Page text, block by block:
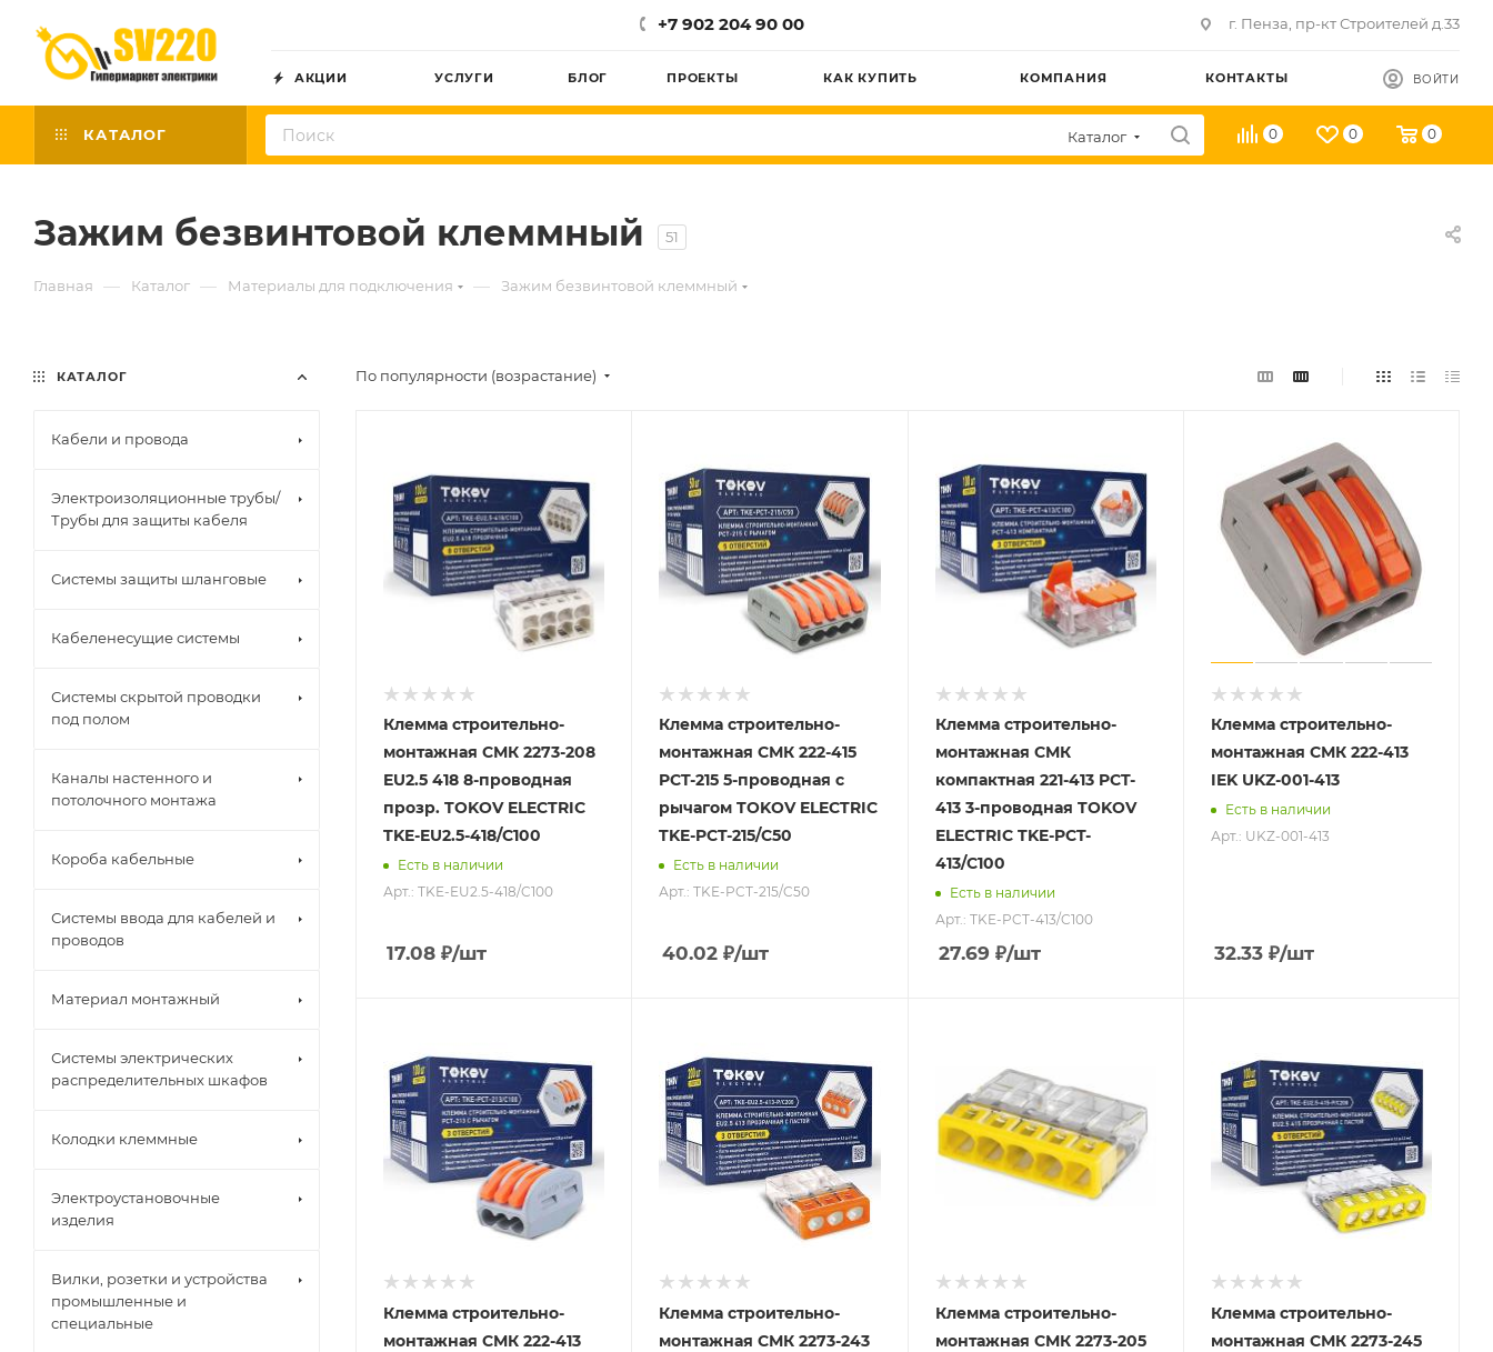
+7 902 204 90 00 г. Пенза, пр-кт Строителей д.33
АКЦИИ УСЛУГИ БЛОГ ПРОЕКТЫ КАК КУПИТЬ КОМПАНИЯ КОНТАКТЫ ВОЙТИ
КАТАЛОГ Каталог 0 0 0
Зажим безвинтовой клеммный 51
Главная — Каталог — Материалы для подключения — Зажим безвинтовой клеммный
По популярности (возрастание)
Клемма строительно-
монтажная СМК 2273-208
EU2.5 418 8-проводная
прозр. TOKOV ELECTRIC
TKE-EU2.5-418/C100
Есть в наличии
Арт.: TKE-EU2.5-418/C100
17.08 ₽/шт
Клемма строительно-
монтажная СМК 222-415
PCT-215 5-проводная с
рычагом TOKOV ELECTRIC
TKE-PCT-215/C50
Есть в наличии
Арт.: TKE-PCT-215/C50
40.02 ₽/шт
Клемма строительно-
монтажная СМК
компактная 221-413 PCT-
413 3-проводная TOKOV
ELECTRIC TKE-PCT-
413/C100
Есть в наличии
Арт.: TKE-PCT-413/C100
27.69 ₽/шт
Клемма строительно-
монтажная СМК 222-413
IEK UKZ-001-413
Есть в наличии
Арт.: UKZ-001-413
32.33₽/шт
Клемма строительно-
монтажная СМК 222-413
Клемма строительно-
монтажная СМК 2273-243
Клемма строительно-
монтажная СМК 2273-205
Клемма строительно-
монтажная СМК 2273-245
КАТАЛОГ
Кабели и провода
Электроизоляционные трубы/
Трубы для защиты кабеля
Системы защиты шланговые
Кабеленесущие системы
Системы скрытой проводки
под полом
Каналы настенного и
потолочного монтажа
Короба кабельные
Системы ввода для кабелей и
проводов
Материал монтажный
Системы электрических
распределительных шкафов
Колодки клеммные
Электроустановочные
изделия
Вилки, розетки и устройства
промышленные и
специальные